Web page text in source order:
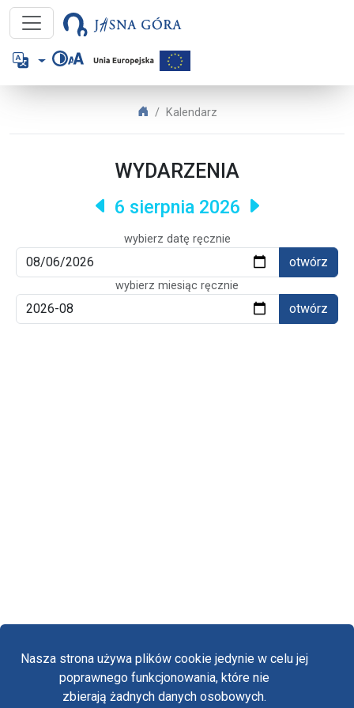
Nasza strona używa plików cookie jedynie w celu jej
poprawnego funkcjonowania, które nie
zbierają żadnych danych osobowych.
Język
Jasna Góra – Kalendarz
Jasna Góra
Kalendarz
WYDARZENIA
poprzednie
6 sierpnia 2026 następna
wybierz datę ręcznie
otwórz
wybierz miesiąc ręcznie
otwórz